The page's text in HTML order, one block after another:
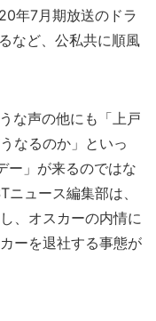
年7月期放送のドラ
など、公私共に順風
な声の他にも「上戸
なるのか」といっ
ー」が来るのではな
ュース編集部は、
、オスカーの内情に
ーを退社する事態が